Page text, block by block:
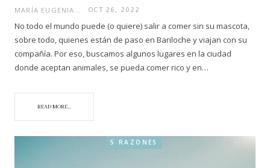
OCT 26, 2022
No todo el mundo puede (o quiere) salir a comer sin su mascota,
sobre todo, quienes están de paso en Bariloche y viajan con su
compañía. Por eso, buscamos algunos lugares en la ciudad
donde aceptan animales, se pueda comer rico y en…
READ MORE...
5 RAZONES